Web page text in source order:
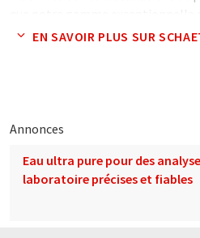
d'adhésifs thermoplastiques, de
informatique sans intervention
ces traductions automatiques
éventail de présentations
EN SAVOIR PLUS SUR
Annonces
Eau ultra pure pour des
laboratoire précises et fiables